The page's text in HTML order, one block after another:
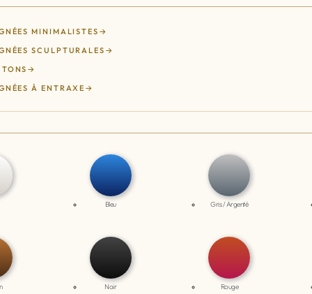
MINIMALISTES
SCULPTURALES
À ENTRAXE
Bleu Gris / Argenté
Noir Rouge